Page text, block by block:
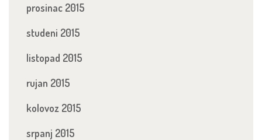
prosinac 2015
studeni 2015
listopad 2015
rujan 2015
kolovoz 2015
srpanj 2015